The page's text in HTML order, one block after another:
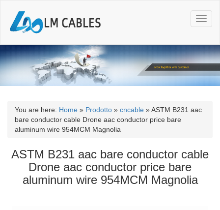
T
o
g
l
n
a
i
o
You are here: Home » Prodotto » cncable »ASTM B231 aac
bare conductor cable Drone aac conductor price bare
aluminum wire 954MCM Magnolia
ASTM B231 aac bare conductor cable
Drone aac conductor price bare
aluminum wire 954MCM Magnolia